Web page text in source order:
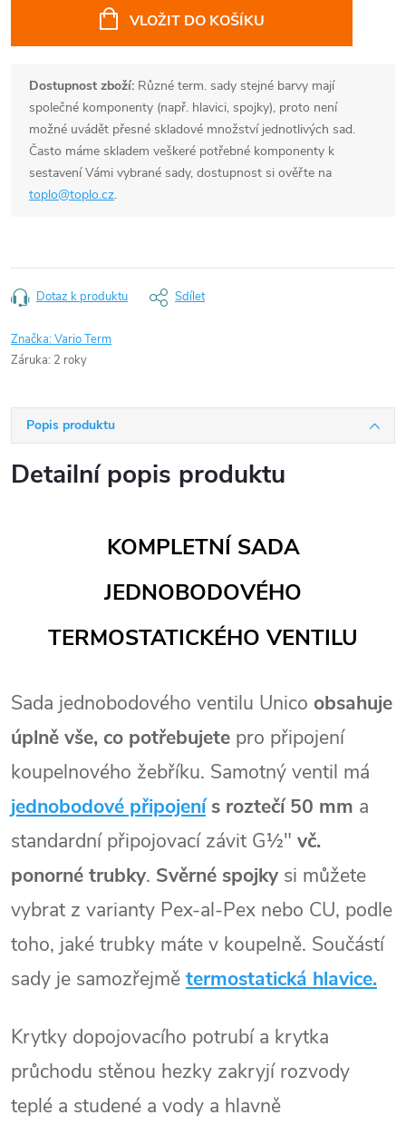
VLOŽIT DO KOŠÍKU
Dostupnost zboží: Různé term. sady stejné barvy mají
společné komponenty (např. hlavici, spojky), proto není
možné uvádět přesné skladové množství jednotlivých sad.
Často máme skladem veškeré potřebné komponenty k
sestavení Vámi vybrané sady, dostupnost si ověřte na
toplo@toplo.cz.
Dotaz k produktu Sdílet
Značka:Vario Term
Záruka: 2 roky
Popis produktu
Detailní popis produktu
KOMPLETNÍ SADA
JEDNOBODOVÉHO
TERMOSTATICKÉHO VENTILU
Sada jednobodového ventilu Unico obsahuje
úplně vše, co potřebujete pro připojení
koupelnového žebříku. Samotný ventil má
jednobodové připojenís roztečí 50 mm a
standardní připojovací závit G½" vč.
ponorné trubky. Svěrné spojky si můžete
vybrat z varianty Pex-al-Pex nebo CU, podle
toho, jaké trubky máte v koupelně. Součástí
sady je samozřejmě termostatická hlavice.
Krytky dopojovacího potrubí a krytka
průchodu stěnou hezky zakryjí rozvody
teplé a studené a vody a hlavně